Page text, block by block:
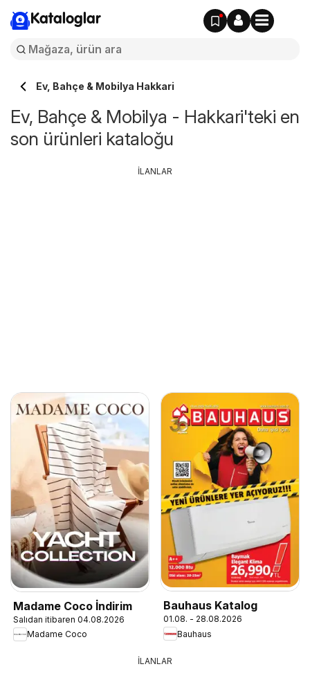
Kataloglar
Ev, Bahçe & Mobilya Hakkari
Ev, Bahçe & Mobilya - Hakkari'teki en
son ürünleri kataloğu
Madame Coco İndirim
Salıdan itibaren 04.08.2026
Madame Coco
Bauhaus Katalog
01.08. - 28.08.2026
Bauhaus
İLANLAR
İLANLAR